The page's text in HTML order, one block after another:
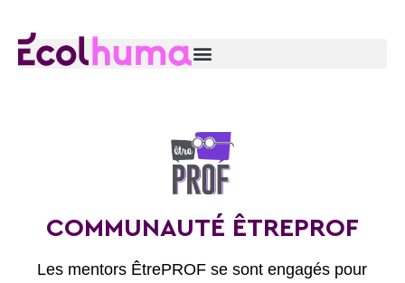
COMMUNAUTÉ ÊTREPROF
Les mentors ÊtrePROF se sont engagés pour